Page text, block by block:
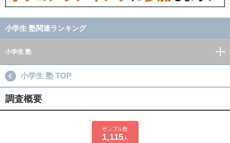
小学生 塾関連ランキング
小学生 塾
小学生 塾 TOP
調査概要
サンプル数
1,115人